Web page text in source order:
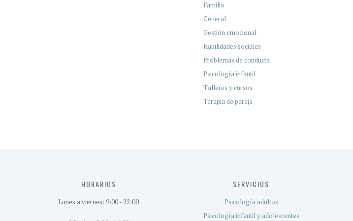
Familia
General
Gestión emocional
Habilidades sociales
Problemas de conducta
Psicología infantil
Talleres y cursos
Terapia de pareja
HORARIOS
Lunes a viernes: 9:00 - 22:00
SERVICIOS
Psicología adultos
Psicología infantil y adolescentes